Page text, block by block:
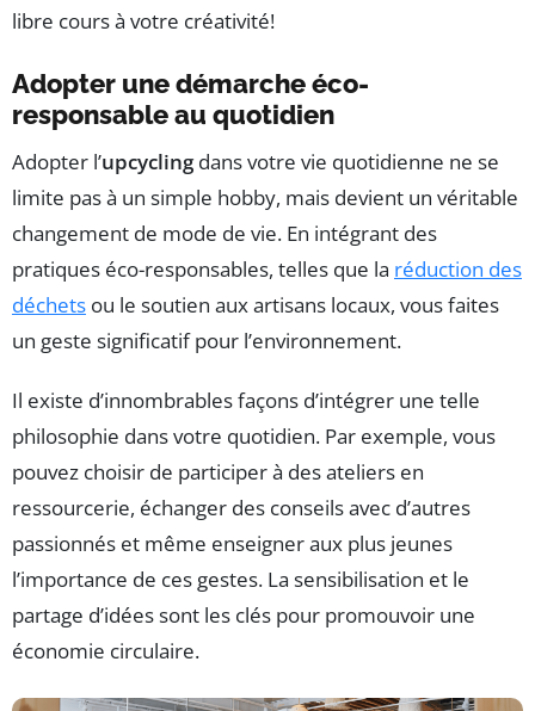
libre cours à votre créativité!
Adopter une démarche éco-
responsable au quotidien
Adopter l’upcyclingdans votre vie quotidienne ne se
limite pas à un simple hobby, mais devient un véritable
changement de mode de vie. En intégrant des
pratiques éco-responsables, telles que la réduction des
déchets ou le soutien aux artisans locaux, vous faites
un geste significatif pour l’environnement.
Il existe d’innombrables façons d’intégrer une telle
philosophie dans votre quotidien. Par exemple, vous
pouvez choisir de participer à des ateliers en
ressourcerie, échanger des conseils avec d’autres
passionnés et même enseigner aux plus jeunes
l’importance de ces gestes. La sensibilisation et le
partage d’idées sont les clés pour promouvoir une
économie circulaire.